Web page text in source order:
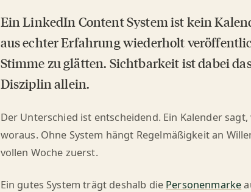
Ein LinkedIn Content System ist kein
aus echter Erfahrung wiederholt
Stimme zu glätten. Sichtbarkeit ist dabei
Disziplin allein.
Der Unterschied ist entscheidend. Ein Kalender
woraus. Ohne System hängt Regelmäßigkeit an
vollen Woche zuerst.
Ein gutes System trägt deshalb die Personenmarke